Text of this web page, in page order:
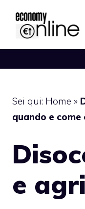
contenuto
Sei qui: Home »
quando e
e